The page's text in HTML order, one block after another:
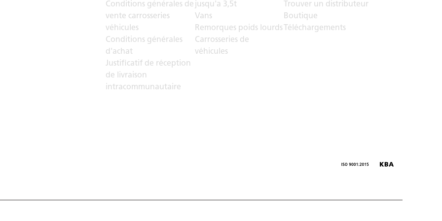
Conditions générales de
vente carrosseries
véhicules
Conditions générales
d'achat
Justificatif de réception
de livraison
intracommunautaire
jusqu'a 3,5t
Vans
Remorques poids lourds
Carrosseries de
véhicules
Trouver un distributeur
Boutique
Téléchargements